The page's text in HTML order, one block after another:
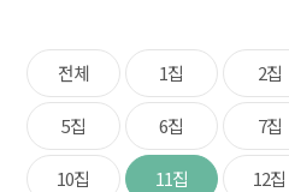
전체 1집 2집
5집 6집 7집
10집 11집 12집